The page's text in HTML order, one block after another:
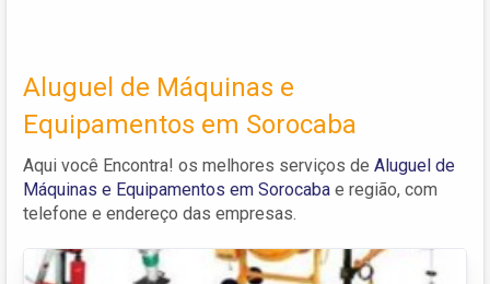
Aluguel de Máquinas e
Equipamentos em Sorocaba
Aqui você Encontra! os melhores serviços de Aluguel de
Máquinas e Equipamentos em Sorocaba e região, com
telefone e endereço das empresas.